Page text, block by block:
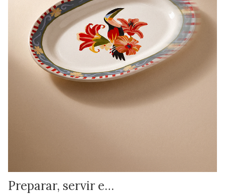
Preparar, servir e…